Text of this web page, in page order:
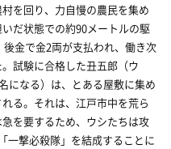
を回り、力自慢の農民を集め
だ状態での約90メートルの駆
金で金2両が支払われ、働き次
試験に合格した丑五郎（ウ
になる）は、とある屋敷に集め
る。それは、江戸市中を荒ら
を要するため、ウシたちは攻
一撃必殺隊」を結成することに